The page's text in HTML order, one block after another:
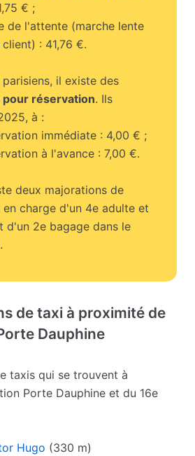
€ ;
de l'attente (marche lente
: 41,76 €.
il existe des
réservation. Ils
à :
immédiate : 4,00 € ;
à l'avance : 7,00 €.
deux majorations de
charge d'un 4e adulte et
d'un 2e bagage dans le
de taxi à proximité de
Dauphine
taxis qui se trouvent à
Porte Dauphine et du 16e
Hugo (330 m)